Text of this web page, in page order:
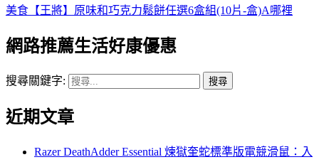
美食【王將】原味和巧克力鬆餅任選6盒組(10片-盒)A哪裡
網路推薦生活好康優惠
搜尋關鍵字:
近期文章
Razer DeathAdder Essential 煉獄奎蛇標準版電競滑鼠：入